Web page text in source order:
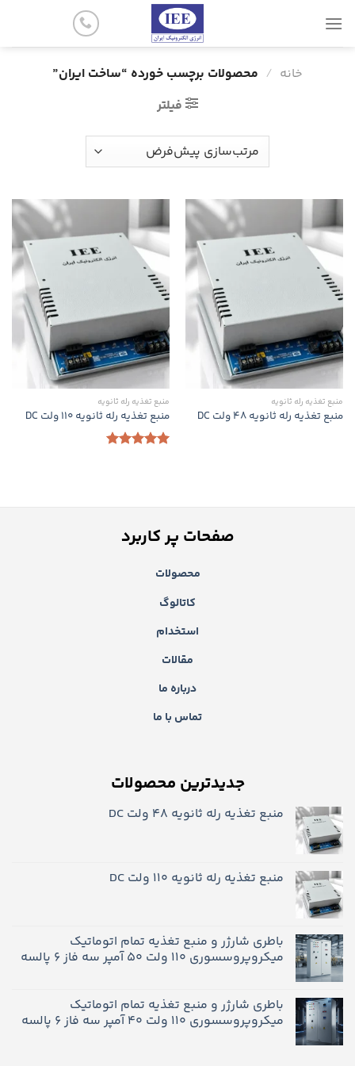
محتوا
خانه / محصولات برچسب خورده “ساخت ایران”
فیلتر
منبع تغذیه رله ثانویه
منبع تغذیه رله ثانویه 48 ولت DC
منبع تغذیه رله ثانویه
منبع تغذیه رله ثانویه ۱۱۰ ولت DC
صفحات پر کاربرد
محصولات
کاتالوگ
استخدام
مقالات
درباره ما
تماس با ما
جدیدترین محصولات
منبع تغذیه رله ثانویه 48 ولت DC
منبع تغذیه رله ثانویه ۱۱۰ ولت DC
باطری شارژر و منبع تغذیه تمام اتوماتیک
میکروپروسسوری 110 ولت 50 آمپر سه فاز 6 پالسه
باطری شارژر و منبع تغذیه تمام اتوماتیک
میکروپروسسوری 110 ولت 40 آمپر سه فاز 6 پالسه